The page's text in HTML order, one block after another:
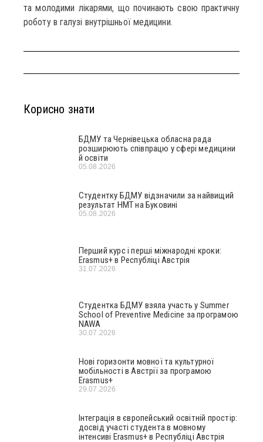
та молодими лікарями, що починають свою практичну
роботу в галузі внутрішньої медицини.
Корисно знати
БДМУ та Чернівецька обласна рада
розширюють співпрацю у сфері медицини
й освіти
05.08.2026
Студентку БДМУ відзначили за найвищий
результат НМТ на Буковині
05.08.2026
Перший курс і перші міжнародні кроки:
Erasmus+ в Республіці Австрія
31.07.2026
Студентка БДМУ взяла участь у Summer
School of Preventive Medicine за програмою
NAWA
30.07.2026
Нові горизонти мовної та культурної
мобільності в Австрії за програмою
Erasmus+
29.07.2026
Інтеграція в європейський освітній простір:
досвід участі студента в мовному
інтенсиві Erasmus+ в Республіці Австрія